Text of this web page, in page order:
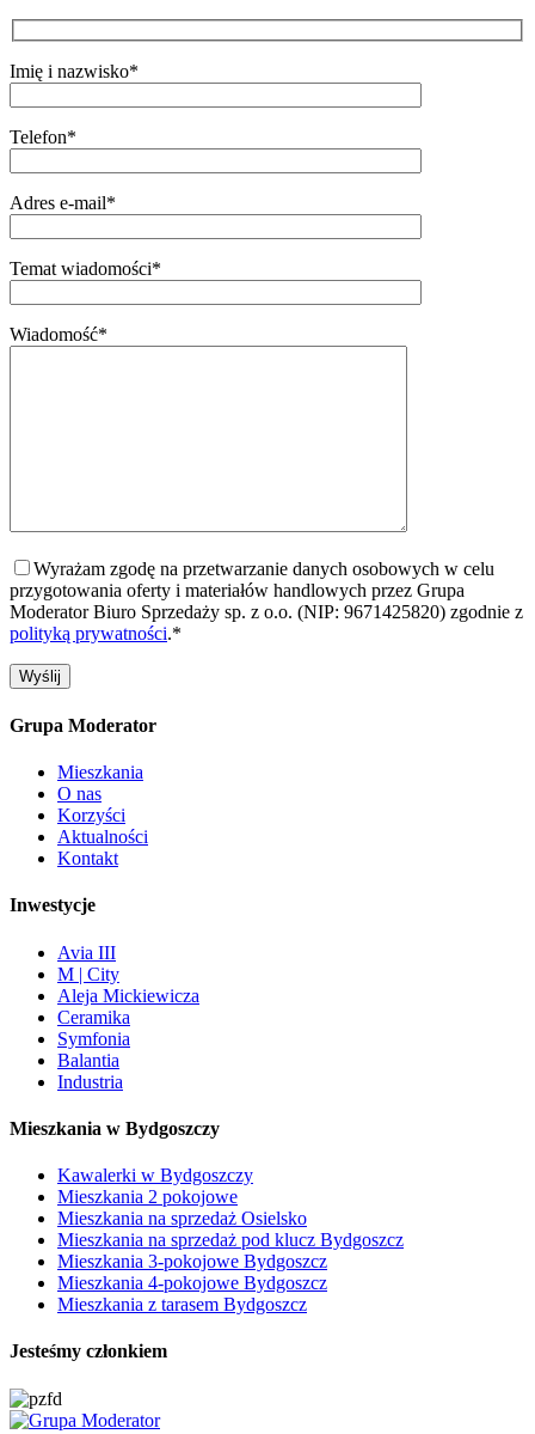
Imię i nazwisko*
Telefon*
Adres e-mail*
Temat wiadomości*
Wiadomość*
Wyrażam zgodę na przetwarzanie danych osobowych w celu
przygotowania oferty i materiałów handlowych przez Grupa
Moderator Biuro Sprzedaży sp. z o.o. (NIP: 9671425820) zgodnie z
polityką prywatności.*
Grupa Moderator
Mieszkania
O nas
Korzyści
Aktualności
Kontakt
Inwestycje
Avia III
M | City
Aleja Mickiewicza
Ceramika
Symfonia
Balantia
Industria
Mieszkania w Bydgoszczy
Kawalerki w Bydgoszczy
Mieszkania 2 pokojowe
Mieszkania na sprzedaż Osielsko
Mieszkania na sprzedaż pod klucz Bydgoszcz
Mieszkania 3-pokojowe Bydgoszcz
Mieszkania 4-pokojowe Bydgoszcz
Mieszkania z tarasem Bydgoszcz
Jesteśmy członkiem